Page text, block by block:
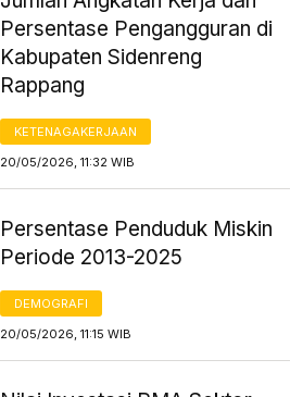
Persentase Pengangguran di
Kabupaten Sidenreng
Rappang
KETENAGAKERJAAN
20/05/2026, 11:32 WIB
Persentase Penduduk Miskin
Periode 2013-2025
DEMOGRAFI
20/05/2026, 11:15 WIB